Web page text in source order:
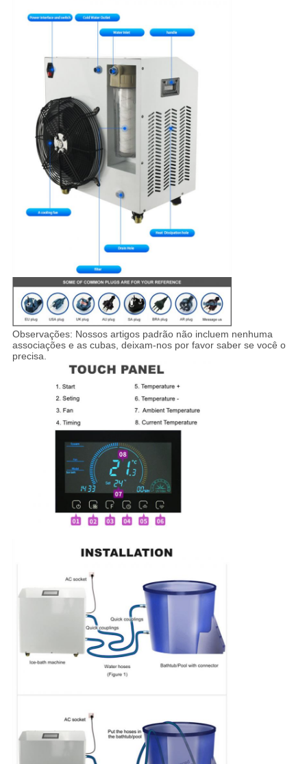
Observações: Nossos artigos padrão não incluem nenhuma
associações e as cubas, deixam-nos por favor saber se você o
precisa.